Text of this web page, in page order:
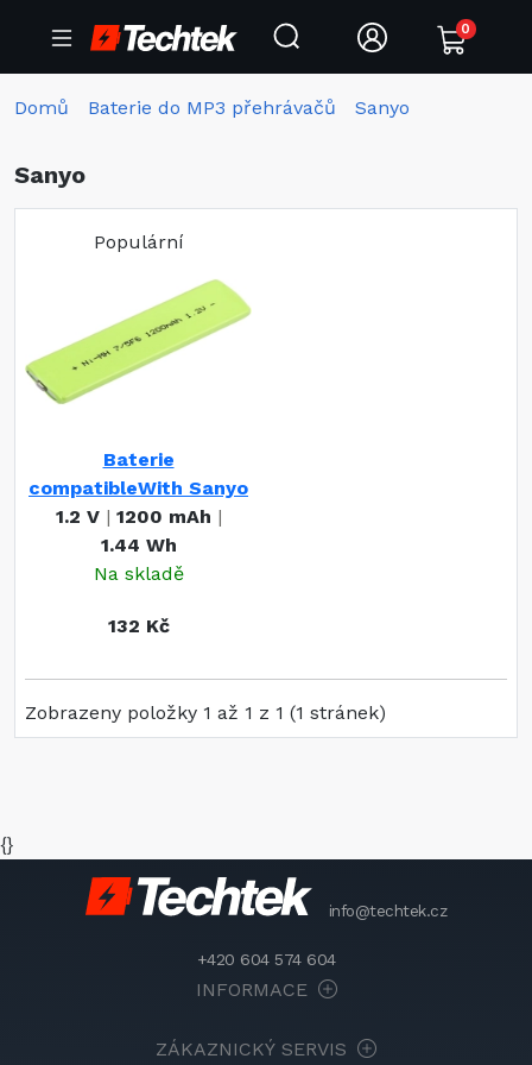
0
Domů Baterie do MP3 přehrávačů Sanyo
Sanyo
Populární
Baterie
compatibleWith Sanyo
1.2 V | 1200 mAh |
1.44 Wh
Na skladě
132 Kč
Zobrazeny položky 1 až 1 z 1 (1 stránek)
{}
info@techtek.cz
+420 604 574 604
INFORMACE
ZÁKAZNICKÝ SERVIS